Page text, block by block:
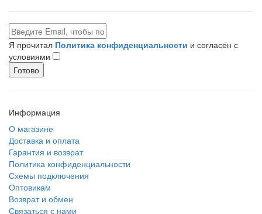
Я прочитал Политика конфиденциальности и согласен с
условиями
Готово
Информация
О магазине
Доставка и оплата
Гарантия и возврат
Политика конфиденциальности
Схемы подключения
Оптовикам
Возврат и обмен
Связаться с нами